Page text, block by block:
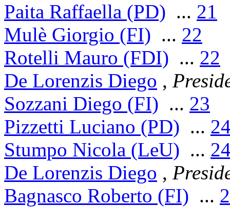
Paita Raffaella (PD) ... 21
Mulè Giorgio (FI) ... 22
Rotelli Mauro (FDI) ... 22
De Lorenzis Diego ,
Sozzani Diego (FI) ... 23
Pizzetti Luciano (PD) ...
Stumpo Nicola (LeU) ...
De Lorenzis Diego ,
Bagnasco Roberto (FI) ...